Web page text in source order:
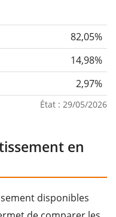
82,05%
14,98%
2,97%
État : 29/05/2026
en
disponibles